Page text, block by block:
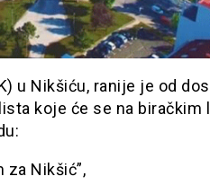
u Nikšiću, ranije je od
koje će se na biračkim
za Nikšić”,